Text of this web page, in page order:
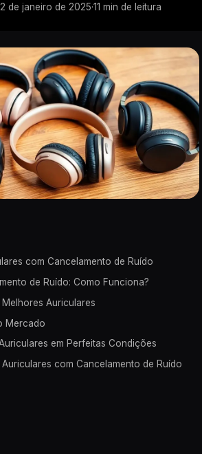
de janeiro de 2025·11 min de leitura
com Cancelamento de Ruído
de Ruído: Como Funciona?
Auriculares
Mercado
em Perfeitas Condições
com Cancelamento de Ruído